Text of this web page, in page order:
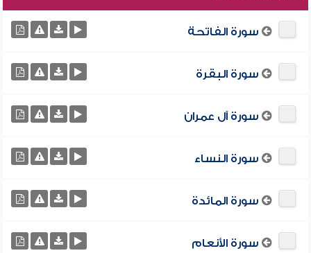
سورة الفاتحة
سورة البقرة
سورة آل عمران
سورة النساء
سورة المائدة
سورة الأنعام